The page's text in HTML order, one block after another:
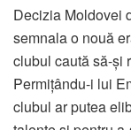
Decizia Moldovei
semnala o nouă
clubul caută să-și
Permițându-i lui
clubul ar putea